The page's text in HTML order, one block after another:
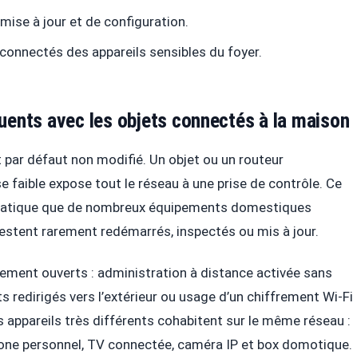
à jour et de configuration.
des appareils sensibles du foyer.
avec les objets connectés à la maison
défaut non modifié. Un objet ou un routeur
faible expose tout le réseau à une prise de contrôle. Ce
que de nombreux équipements domestiques
rarement redémarrés, inspectés ou mis à jour.
ouverts : administration à distance activée sans
redirigés vers l’extérieur ou usage d’un chiffrement Wi-Fi
appareils très différents cohabitent sur le même réseau :
personnel, TV connectée, caméra IP et box domotique.